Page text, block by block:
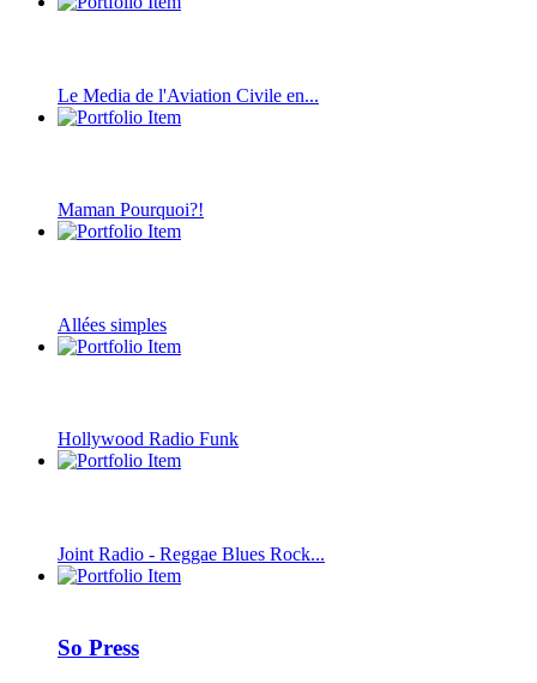
Le Media de l'Aviation Civile en...
Maman Pourquoi?!
Allées simples
Hollywood Radio Funk
Joint Radio - Reggae Blues Rock...
So Press